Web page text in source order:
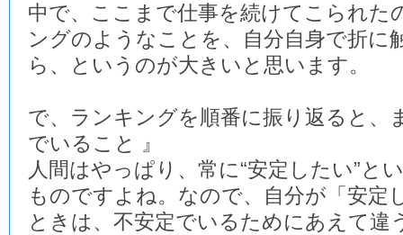
中で、ここまで仕事を続けてこられた
ングのようなことを、自分自身で折に
ら、というのが大きいと思います。
で、ランキングを順番に振り返ると、
でいること 』
人間はやっぱり、常に“安定したい”と
ものですよね。なので、自分が「安定
ときは、不安定でいるためにあえて違